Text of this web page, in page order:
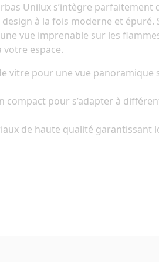
Unilux s’intègre parfaitement
à la fois moderne et épuré.
vue imprenable sur les
votre espace.
vitre pour une vue panoramique
compact pour s’adapter à
de haute qualité garantissant